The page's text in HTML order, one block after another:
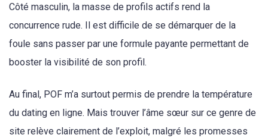
Côté masculin, la masse de profils actifs rend la
concurrence rude. Il est difficile de se démarquer de la
foule sans passer par une formule payante permettant de
booster la visibilité de son profil.
Au final, POF m’a surtout permis de prendre la température
du dating en ligne. Mais trouver l’âme sœur sur ce genre de
site relève clairement de l’exploit, malgré les promesses